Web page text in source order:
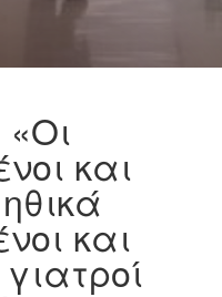
και
και